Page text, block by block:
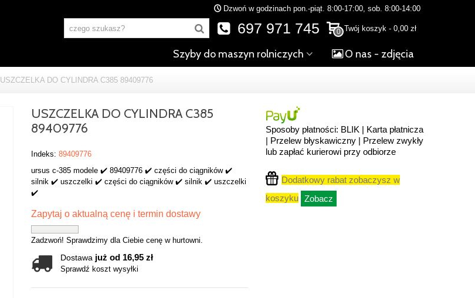
Dzwoń w godzinach pon.-piąt. 8:00-17:00, sob. 8:00-14:00
0 Twój koszyk - 0,00 zł
697 971 745
Szyby do maszyn rolniczych O nas - zdjęcia
USZCZELKA DO CYLINDRA C385 89409776
USZCZELKA DO CYLINDRA C385
89409776
Indeks: 89409776
ursus c-385 modele ✔️ 89409776 ✔️ części do ciągników ✔️
silnik ✔️ uszczelki ✔️ części do ciągników ✔️ silnik ✔️ uszczelki
✔️
Zapytaj o aktualną cenę i termin dostawy
Zadzwoń! Sprawdzimy dla Ciebie cenę w hurtowni.
Dostawa już od 16,95 zł
Sprawdź koszt wysyłki
Sposoby płatności: BLIK | Karta płatnicza
| Przelew błyskawiczny | Przelew zwykły
lub zapłać kurierowi przy odbiorze
Dodatkowy rabat zobaczysz w
koszyku Zobacz